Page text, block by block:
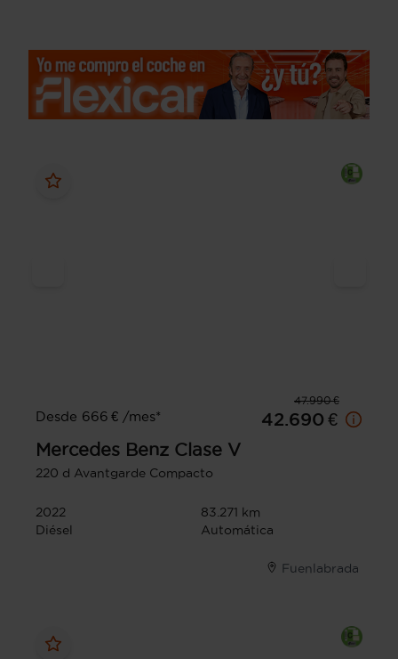
47.990 €
Desde 666 € /mes*
42.690 €
Mercedes Benz Clase V
220 d Avantgarde Compacto
2022
83.271 km
Diésel
Automática
Fuenlabrada